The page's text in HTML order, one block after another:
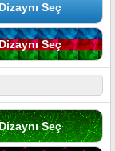
Seç
Seç
Seç